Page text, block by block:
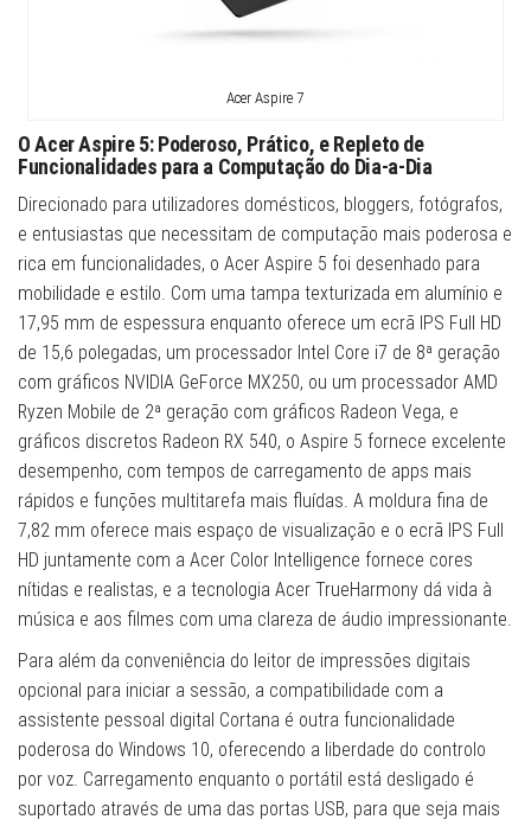
Acer Aspire 7
O Acer Aspire 5: Poderoso, Prático, e Repleto de
Funcionalidades para a Computação do Dia-a-Dia
Direcionado para utilizadores domésticos, bloggers, fotógrafos,
e entusiastas que necessitam de computação mais poderosa e
rica em funcionalidades, o Acer Aspire 5 foi desenhado para
mobilidade e estilo. Com uma tampa texturizada em alumínio e
17,95 mm de espessura enquanto oferece um ecrã IPS Full HD
de 15,6 polegadas, um processador Intel Core i7 de 8ª geração
com gráficos NVIDIA GeForce MX250, ou um processador AMD
Ryzen Mobile de 2ª geração com gráficos Radeon Vega, e
gráficos discretos Radeon RX 540, o Aspire 5 fornece excelente
desempenho, com tempos de carregamento de apps mais
rápidos e funções multitarefa mais fluídas. A moldura fina de
7,82 mm oferece mais espaço de visualização e o ecrã IPS Full
HD juntamente com a Acer Color Intelligence fornece cores
nítidas e realistas, e a tecnologia Acer TrueHarmony dá vida à
música e aos filmes com uma clareza de áudio impressionante.
Para além da conveniência do leitor de impressões digitais
opcional para iniciar a sessão, a compatibilidade com a
assistente pessoal digital Cortana é outra funcionalidade
poderosa do Windows 10, oferecendo a liberdade do controlo
por voz. Carregamento enquanto o portátil está desligado é
suportado através de uma das portas USB, para que seja mais